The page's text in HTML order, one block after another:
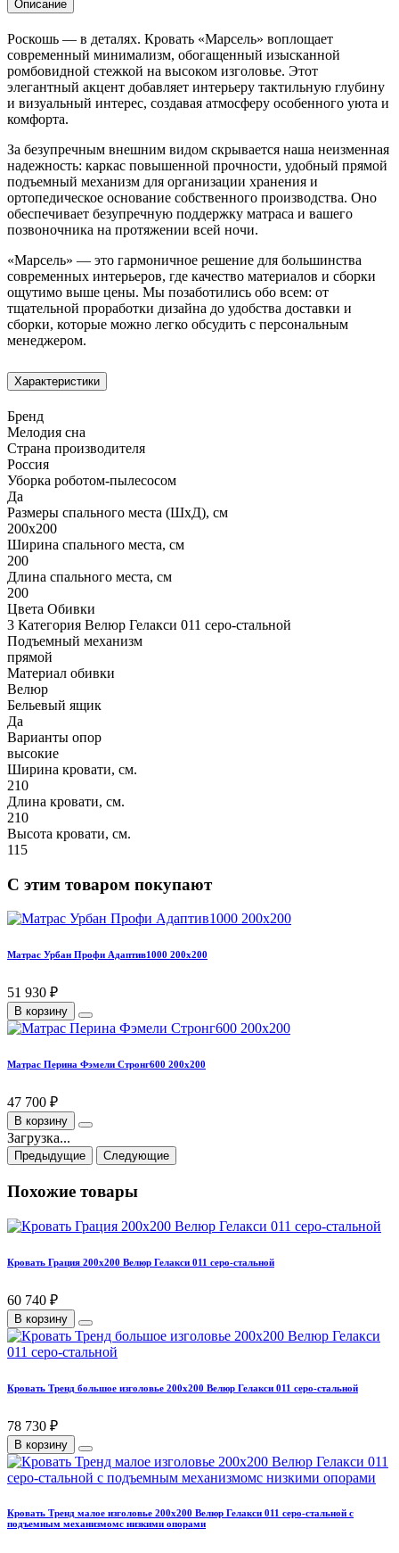
Описание
Роскошь — в деталях. Кровать «Марсель» воплощает
современный минимализм, обогащенный изысканной
ромбовидной стежкой на высоком изголовье. Этот
элегантный акцент добавляет интерьеру тактильную глубину
и визуальный интерес, создавая атмосферу особенного уюта и
комфорта.
За безупречным внешним видом скрывается наша неизменная
надежность: каркас повышенной прочности, удобный прямой
подъемный механизм для организации хранения и
ортопедическое основание собственного производства. Оно
обеспечивает безупречную поддержку матраса и вашего
позвоночника на протяжении всей ночи.
«Марсель» — это гармоничное решение для большинства
современных интерьеров, где качество материалов и сборки
ощутимо выше цены. Мы позаботились обо всем: от
тщательной проработки дизайна до удобства доставки и
сборки, которые можно легко обсудить с персональным
менеджером.
Характеристики
Бренд
Мелодия сна
Страна производителя
Россия
Уборка роботом-пылесосом
Да
Размеры спального места (ШхД), см
200х200
Ширина спального места, см
200
Длина спального места, см
200
Цвета Обивки
3 Категория Велюр Гелакси 011 серо-стальной
Подъемный механизм
прямой
Материал обивки
Велюр
Бельевый ящик
Да
Варианты опор
высокие
Ширина кровати, см.
210
Длина кровати, см.
210
Высота кровати, см.
115
С этим товаром покупают
Матрас Урбан Профи Адаптив1000 200х200
51 930 ₽
В корзину
Матрас Перина Фэмели Стронг600 200х200
47 700 ₽
В корзину
Загрузка...
Предыдущие Следующие
Похожие товары
Кровать Грация 200х200 Велюр Гелакси 011 серо-стальной
60 740 ₽
В корзину
Кровать Тренд большое изголовье 200х200 Велюр Гелакси 011 серо-стальной
78 730 ₽
В корзину
Кровать Тренд малое изголовье 200х200 Велюр Гелакси 011 серо-стальной с
подъемным механизмомс низкими опорами